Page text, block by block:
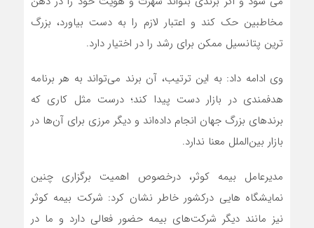
مخاطبین حک کند و اعتبار لازم را به‌ دست بیاورد، بزرگ‌
ترین پتانسیل ممکن برای رشد را در اختیار دارد.
وی ادامه داد: به این ترتیب، آن برند می‌تواند به هر برنامه
هدفمندی در بازار دست پیدا کند؛ درست مثل کاری که
برندهای بزرگ جهان انجام داده‌اند و دیگر مرزی برای آن‌ها در‌
بازار بین‌الملل معنا ندارد.
مدیرعامل بیمه کوثر، درخصوص اهمیت برگزاری چنین
نمایشگاه هایی درکشور خاطر نشان کرد: شرکت بیمه کوثر
نیز مانند دیگر شرکت‌های بیمه حضور فعالی دارد و ما در